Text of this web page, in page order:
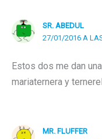
SR. ABEDUL
27/01/2016 A
Estos dos me dan
mariaternera y
MR. FLUFFER